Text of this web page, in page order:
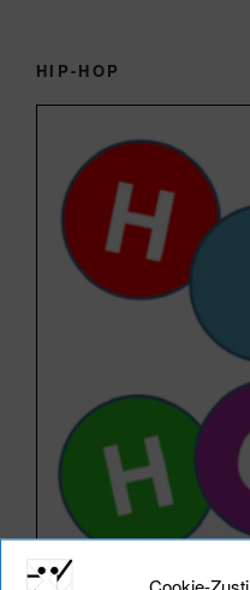
Cookie-
HIP-HOP